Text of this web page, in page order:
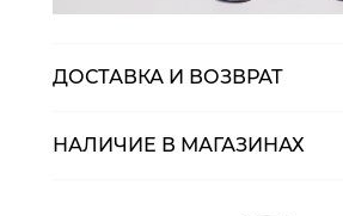
ДОСТАВКА И ВОЗВРАТ
НАЛИЧИЕ В МАГАЗИНАХ